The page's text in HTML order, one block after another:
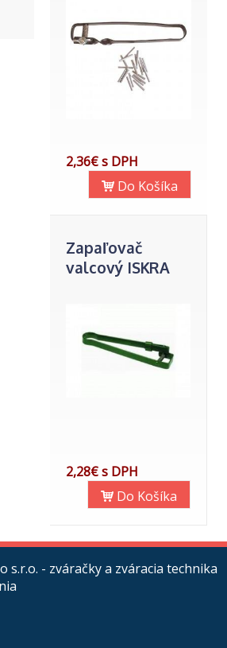
2,36€ s DPH
Do Košíka
Zapaľovač
valcový ISKRA
2,28€ s DPH
Do Košíka
s.r.o. - zváračky a zváracia technika